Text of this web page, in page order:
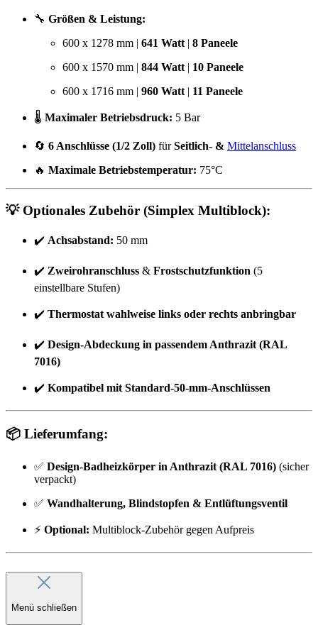
🔧 Größen & Leistung:
600 x 1278 mm | 641 Watt | 8 Paneele
600 x 1570 mm | 844 Watt | 10 Paneele
600 x 1716 mm | 960 Watt | 11 Paneele
🌡️ Maximaler Betriebsdruck: 5 Bar
🔄 6 Anschlüsse (1/2 Zoll) fürSeitlich- & Mittelanschluss
🔥 Maximale Betriebstemperatur: 75°C
💡 Optionales Zubehör (Simplex Multiblock):
✔️ Achsabstand: 50 mm
✔️ Zweirohranschluss & Frostschutzfunktion (5
einstellbare Stufen)
✔️ Thermostat wahlweise links oder rechts anbringbar
✔️ Design-Abdeckung in passendem Anthrazit (RAL
7016)
✔️ Kompatibel mit Standard-50-mm-Anschlüssen
📦 Lieferumfang:
✅ Design-Badheizkörper in Anthrazit (RAL 7016) (sicher
verpackt)
✅ Wandhalterung, Blindstopfen & Entlüftungsventil
⚡ Optional: Multiblock-Zubehör gegen Aufpreis
Menü schließen